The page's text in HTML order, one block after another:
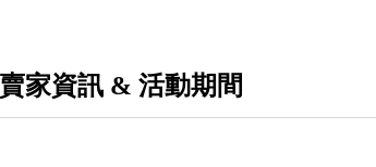
賣家資訊 & 活動期間